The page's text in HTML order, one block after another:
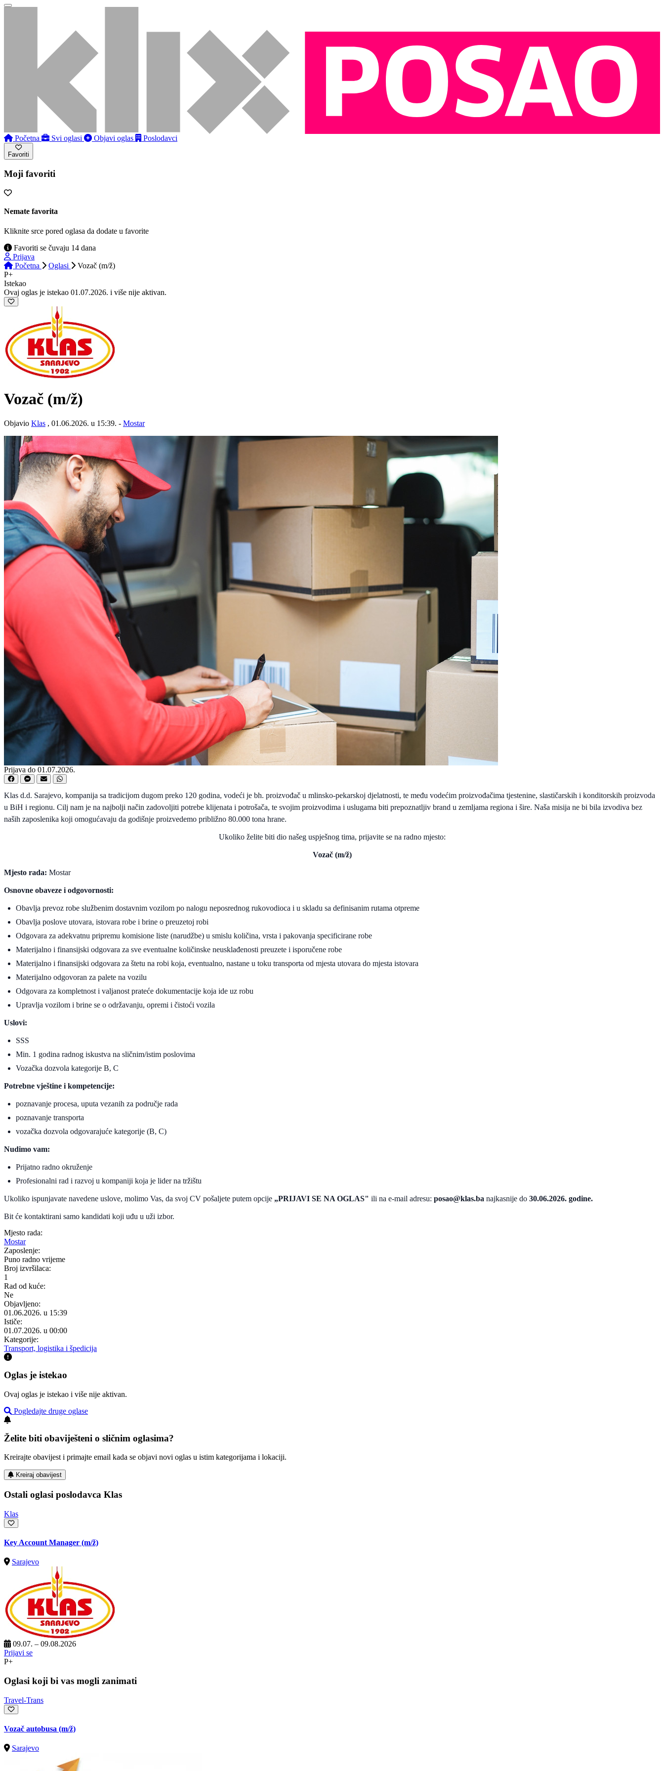
Početna Svi oglasi Objavi oglas Poslodavci
Favoriti
Moji favoriti
Nemate favorita
Kliknite srce pored oglasa da dodate u favorite
Favoriti se čuvaju 14 dana
Prijava
Početna
Oglasi
Vozač (m/ž)
P+
Istekao
Ovaj oglas je istekao 01.07.2026. i više nije aktivan.
Vozač (m/ž)
Objavio Klas , 01.06.2026. u 15:39. - Mostar
Prijava do 01.07.2026.
Klas d.d. Sarajevo, kompanija sa tradicijom dugom preko 120 godina, vodeći je bh. proizvođač u mlinsko-pekarskoj djelatnosti, te među vodećim proizvođačima tjestenine, slastičarskih i konditorskih proizvoda
u BiH i regionu. Cilj nam je na najbolji način zadovoljiti potrebe klijenata i potrošača, te svojim proizvodima i uslugama biti prepoznatljiv brand u zemljama regiona i šire. Naša misija ne bi bila izvodiva bez
naših zaposlenika koji omogućavaju da godišnje proizvedemo približno 80.000 tona hrane.
Ukoliko želite biti dio našeg uspješnog tima, prijavite se na radno mjesto:
Vozač (m/ž)
Mjesto rada: Mostar
Osnovne obaveze i odgovornosti:
Obavlja prevoz robe službenim dostavnim vozilom po nalogu neposrednog rukovodioca i u skladu sa definisanim rutama otpreme
Obavlja poslove utovara, istovara robe i brine o preuzetoj robi
Odgovara za adekvatnu pripremu komisione liste (narudžbe) u smislu količina, vrsta i pakovanja specificirane robe
Materijalno i finansijski odgovara za sve eventualne količinske neusklađenosti preuzete i isporučene robe
Materijalno i finansijski odgovara za štetu na robi koja, eventualno, nastane u toku transporta od mjesta utovara do mjesta istovara
Materijalno odgovoran za palete na vozilu
Odgovara za kompletnost i valjanost prateće dokumentacije koja ide uz robu
Upravlja vozilom i brine se o održavanju, opremi i čistoći vozila
Uslovi:
SSS
Min. 1 godina radnog iskustva na sličnim/istim poslovima
Vozačka dozvola kategorije B, C
Potrebne vještine i kompetencije:
poznavanje procesa, uputa vezanih za područje rada
poznavanje transporta
vozačka dozvola odgovarajuće kategorije (B, C)
Nudimo vam:
Prijatno radno okruženje
Profesionalni rad i razvoj u kompaniji koja je lider na tržištu
Ukoliko ispunjavate navedene uslove, molimo Vas, da svoj CV pošaljete putem opcije „PRIJAVI SE NA OGLAS" ili na e-mail adresu: posao@klas.ba najkasnije do 30.06.2026. godine.
Bit će kontaktirani samo kandidati koji uđu u uži izbor.
Mjesto rada:
Mostar
Zaposlenje:
Puno radno vrijeme
Broj izvršilaca:
1
Rad od kuće:
Ne
Objavljeno:
01.06.2026. u 15:39
Ističe:
01.07.2026. u 00:00
Kategorije:
Transport, logistika i špedicija
Oglas je istekao
Ovaj oglas je istekao i više nije aktivan.
Pogledajte druge oglase
Želite biti obaviješteni o sličnim oglasima?
Kreirajte obavijest i primajte email kada se objavi novi oglas u istim kategorijama i lokaciji.
Kreiraj obavijest
Ostali oglasi poslodavca Klas
Klas
Key Account Manager (m/ž)
Sarajevo
09.07. – 09.08.2026
Prijavi se
P+
Oglasi koji bi vas mogli zanimati
Travel-Trans
Vozač autobusa (m/ž)
Sarajevo